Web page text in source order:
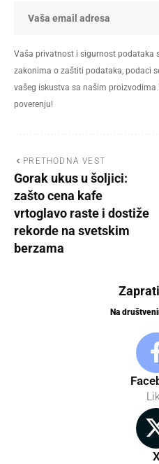
Vaša privatnost i sigurnost podataka
zakonima o zaštiti podataka, podaci
vašeg iskustva sa našim
poverenju!
PRETHODNA VEST
Gorak ukus u šoljici:
zašto cena kafe
vrtoglavo raste i dostiže
rekorde na svetskim
berzama
Na